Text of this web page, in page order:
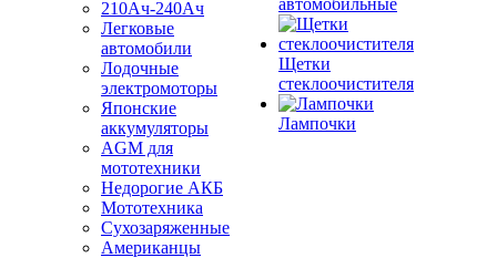
210Ач-240Ач
Легковые
автомобили
Лодочные
электромоторы
Японские
аккумуляторы
AGM для
мототехники
Недорогие АКБ
Мототехника
Сухозаряженные
Американцы
автомобильные
Щетки
стеклоочистителя
Лампочки